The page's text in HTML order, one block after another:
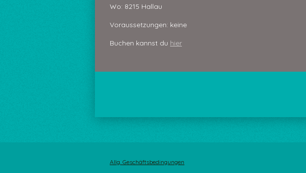
Wo: 8215 Hallau
Voraussetzungen: keine
Buchen kannst du hier
Allg. Geschäftsbedingungen